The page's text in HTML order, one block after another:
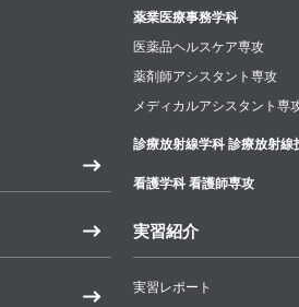
薬業医療事務学科
医薬品ヘルスケア専攻
薬剤師アシスタント専攻
メディカルアシスタント専
診療放射線学科 診療放射線
看護学科 看護師専攻
実習紹介
実習レポート